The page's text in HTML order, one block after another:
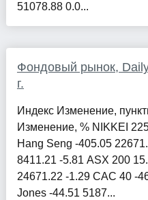
51078.88 0.0...
Фондовый рынок,
г.
Индекс Изменение,
Изменение, % NIKKEI
Hang Seng -405.05
8411.21 -5.81 ASX 200
24671.22 -1.29 CAC 40 -
Jones -44.51 5187...